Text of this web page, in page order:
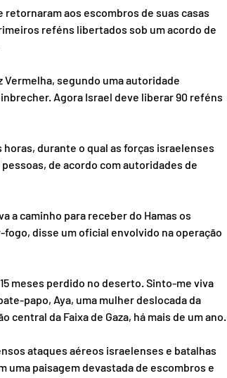
retornaram aos escombros de suas casas
reféns libertados sob um acordo de
segundo uma autoridade
Agora Israel deve liberar 90 reféns
durante o qual as forças israelenses
de acordo com autoridades de
a caminho para receber do Hamas os
disse um oficial envolvido na operação
meses perdido no deserto. Sinto-me viva
papo, Aya, uma mulher deslocada da
central da Faixa de Gaza, há mais de um ano.
ataques aéreos israelenses e batalhas
uma paisagem devastada de escombros e